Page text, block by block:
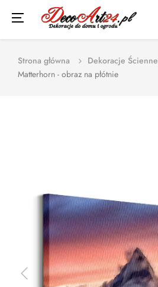
Toggle
navigation
☰
Strona główna
Dekoracje Ścienne
Matterhorn - obraz na płótnie